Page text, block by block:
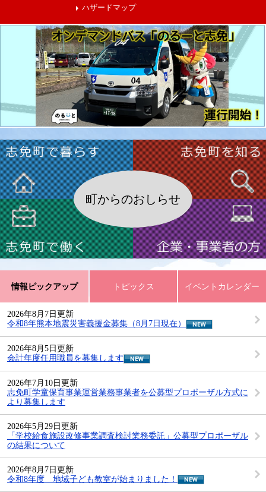
ハザードマップ
町からのおしらせ
情報ピックアップ トピックス イベントカレンダー
2026年8月7日更新
令和8年熊本地震災害義援金募集（8月7日現在）
2026年8月5日更新
会計年度任用職員を募集します
2026年7月10日更新
志免町学童保育事業運営業務事業者を公募型プロポーザル方式に
より募集します
2026年5月29日更新
「学校給食施設改修事業調査検討業務委託」公募型プロポーザル
の結果について
2026年8月7日更新
令和8年度 地域子ども教室が始まりました！